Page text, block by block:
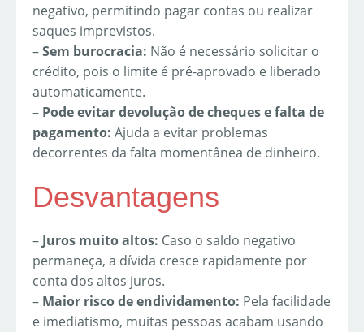
negativo, permitindo pagar contas ou realizar
saques imprevistos.
–Sem burocracia: Não é necessário solicitar o
crédito, pois o limite é pré-aprovado e liberado
automaticamente.
– Pode evitar devolução de cheques e falta de
pagamento: Ajuda a evitar problemas
decorrentes da falta momentânea de dinheiro.
Desvantagens
– Juros muito altos: Caso o saldo negativo
permaneça, a dívida cresce rapidamente por
conta dos altos juros.
– Maior risco de endividamento: Pela facilidade
e imediatismo, muitas pessoas acabam usando